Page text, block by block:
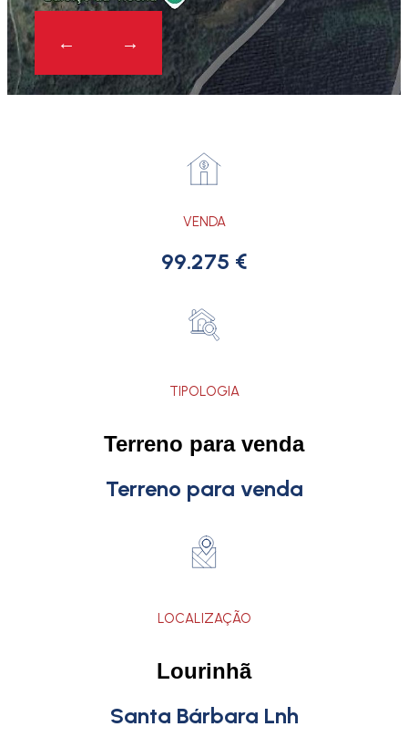
VENDA
99.275 €
TIPOLOGIA
Terreno para venda
Terreno para venda
LOCALIZAÇÃO
Lourinhã
Santa Bárbara Lnh